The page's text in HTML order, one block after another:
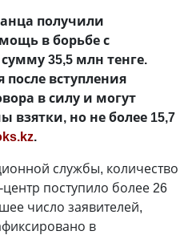
получили
в борьбе с
35,5 млн тенге.
вступления
в силу и могут
взятки, но не более 15,7
.
службы, количество
поступило более 26
число заявителей,
в